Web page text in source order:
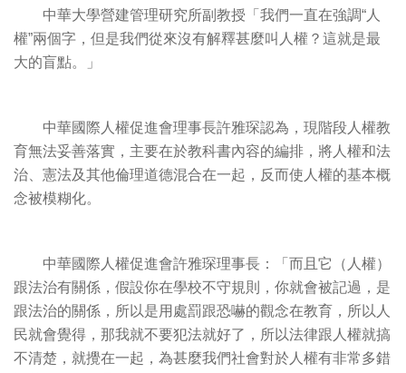
中華大學營建管理研究所副教授「我們一直在強調“人
權”兩個字，但是我們從來沒有解釋甚麼叫人權？這就是最
大的盲點。」
中華國際人權促進會理事長許雅琛認為，現階段人權教
育無法妥善落實，主要在於教科書內容的編排，將人權和法
治、憲法及其他倫理道德混合在一起，反而使人權的基本概
念被模糊化。
中華國際人權促進會許雅琛理事長：「而且它（人權）
跟法治有關係，假設你在學校不守規則，你就會被記過，是
跟法治的關係，所以是用處罰跟恐嚇的觀念在教育，所以人
民就會覺得，那我就不要犯法就好了，所以法律跟人權就搞
不清楚，就攪在一起，為甚麼我們社會對於人權有非常多錯